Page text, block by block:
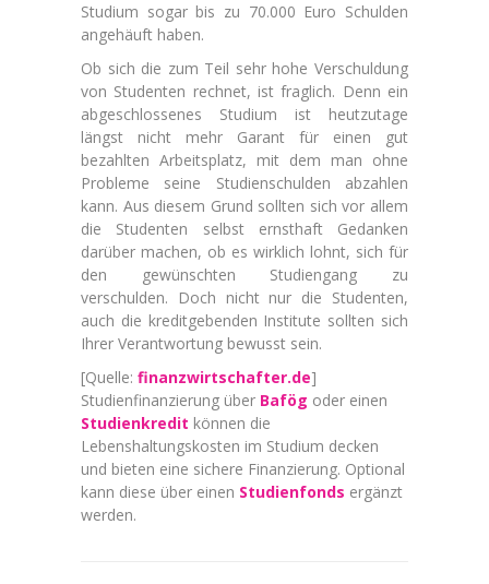
Studium sogar bis zu 70.000 Euro Schulden
angehäuft haben.
Ob sich die zum Teil sehr hohe Verschuldung
von Studenten rechnet, ist fraglich. Denn ein
abgeschlossenes Studium ist heutzutage
längst nicht mehr Garant für einen gut
bezahlten Arbeitsplatz, mit dem man ohne
Probleme seine Studienschulden abzahlen
kann. Aus diesem Grund sollten sich vor allem
die Studenten selbst ernsthaft Gedanken
darüber machen, ob es wirklich lohnt, sich für
den gewünschten Studiengang zu
verschulden. Doch nicht nur die Studenten,
auch die kreditgebenden Institute sollten sich
Ihrer Verantwortung bewusst sein.
[Quelle: finanzwirtschafter.de]
Studienfinanzierung über Bafög oder einen
Studienkredit können die
Lebenshaltungskosten im Studium decken
und bieten eine sichere Finanzierung. Optional
kann diese über einen Studienfonds ergänzt
werden.